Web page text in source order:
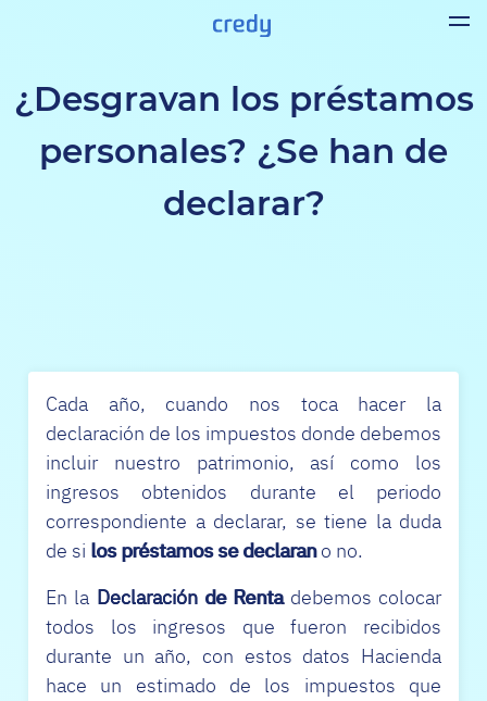
¿Desgravan los préstamos
personales? ¿Se han de
declarar?
Cada año, cuando nos toca hacer la
declaración de los impuestos donde debemos
incluir nuestro patrimonio, así como los
ingresos obtenidos durante el periodo
correspondiente a declarar, se tiene la duda
de si los préstamos se declarano no.
En la Declaración de Rentadebemos colocar
todos los ingresos que fueron recibidos
durante un año, con estos datos Hacienda
hace un estimado de los impuestos que